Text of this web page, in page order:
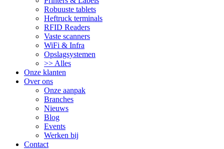
Robuuste tablets
Heftruck terminals
RFID Readers
Vaste scanners
WiFi & Infra
Opslagsystemen
>> Alles
Onze klanten
Over ons
Onze aanpak
Branches
Nieuws
Blog
Events
Werken bij
Contact